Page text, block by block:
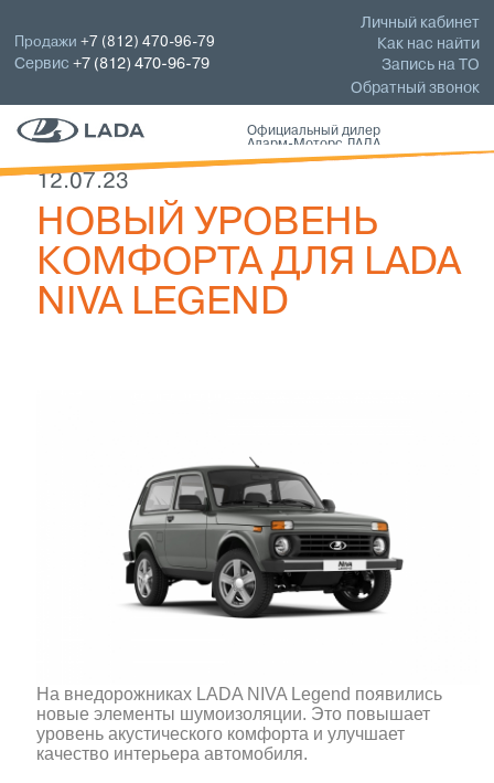
Личный кабинет
Как нас найти
Запись на ТО
Обратный звонок
Продажи+7 (812) 470-96-79
Сервис+7 (812) 470-96-79
Официальный дилер
Аларм-Моторс ЛАДА
12.07.23
НОВЫЙ УРОВЕНЬ
КОМФОРТА ДЛЯ LADA
NIVA LEGEND
На внедорожниках LADA NIVA Legend появились
новые элементы шумоизоляции. Это повышает
уровень акустического комфорта и улучшает
качество интерьера автомобиля.